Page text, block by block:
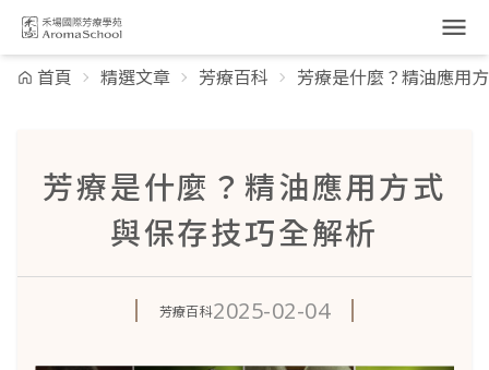
跳到主要內容
首頁 精選文章 芳療百科 芳療是什麼？精油應用
芳療是什麼？精油應用方式
與保存技巧全解析
芳療百科2025-02-04